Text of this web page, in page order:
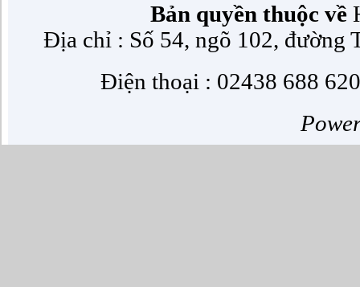
Bản quyền thuộc về
Địa chỉ : Số 54, ngõ 102, đường
Điện thoại : 02438 688